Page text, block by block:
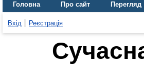
Головна Про сайт Перегляд
Вхід Реєстрація